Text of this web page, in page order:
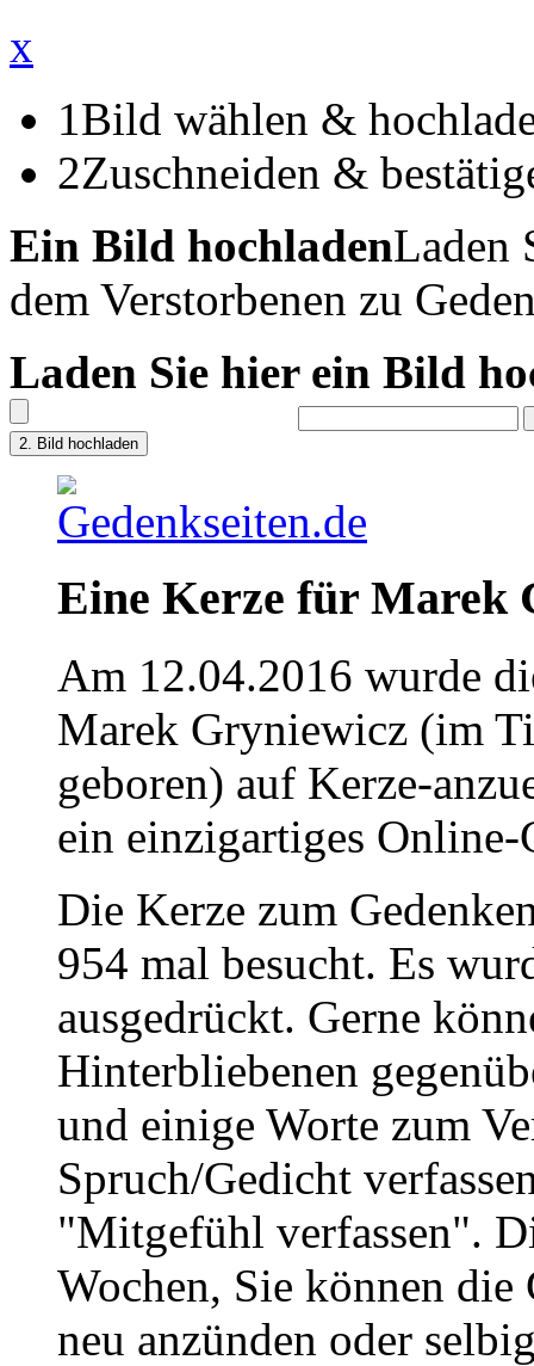
x
1Bild wählen &
2Zuschneiden &
Ein Bild hochladenLaden
dem Verstorbenen zu
Laden Sie hier ein Bild
Eine Kerze für Marek
Am 12.04.2016 wurde
Marek Gryniewicz (im
geboren) auf Kerze-
ein einzigartiges Online-
Die Kerze zum
954 mal besucht. Es
ausgedrückt. Gerne
Hinterbliebenen
und einige Worte zum
Spruch/Gedicht
"Mitgefühl verfassen".
Wochen, Sie können die
neu anzünden oder